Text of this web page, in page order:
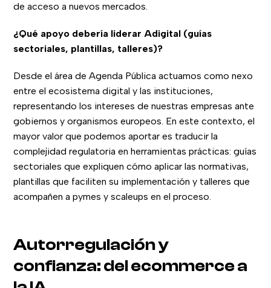
de acceso a nuevos mercados.
¿Qué apoyo debería liderar Adigital (guías
sectoriales, plantillas, talleres)?
Desde el área de Agenda Pública actuamos como nexo
entre el ecosistema digital y las instituciones,
representando los intereses de nuestras empresas ante
gobiernos y organismos europeos. En este contexto, el
mayor valor que podemos aportar es traducir la
complejidad regulatoria en herramientas prácticas: guías
sectoriales que expliquen cómo aplicar las normativas,
plantillas que faciliten su implementación y talleres que
acompañen a pymes y scaleups en el proceso.
Autorregulación y
confianza: del ecommerce a